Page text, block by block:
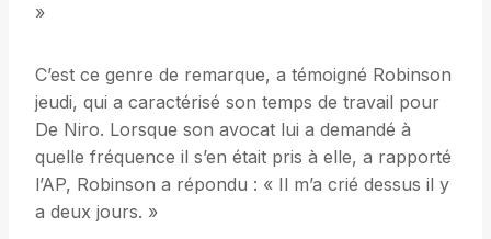
»
C’est ce genre de remarque, a témoigné Robinson
jeudi, qui a caractérisé son temps de travail pour
De Niro. Lorsque son avocat lui a demandé à
quelle fréquence il s’en était pris à elle, a rapporté
l’AP, Robinson a répondu : « Il m’a crié dessus il y
a deux jours. »